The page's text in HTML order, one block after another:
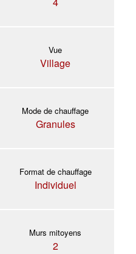
Vue
Village
Mode de chauffage
Granules
Format de chauffage
Individuel
Murs mitoyens
2